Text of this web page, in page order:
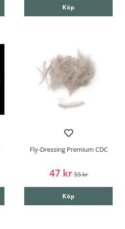
Köp
Fly-Dressing Premium CDC
47 kr 55 kr
Köp